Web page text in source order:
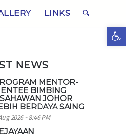
LINKS
NEWS
MENTOR-
BIMBING
JOHOR
BERDAYA SAING
2026 - 8:46 PM